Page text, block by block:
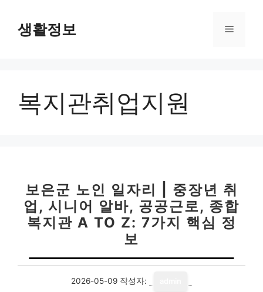
생활정보 메
복지관취업지원
보은군 노인 일자리 | 중장년 취
업, 시니어 알바, 공공근로, 종합
복지관 A TO Z: 7가지 핵심 정
보
2026-05-09 작성자: